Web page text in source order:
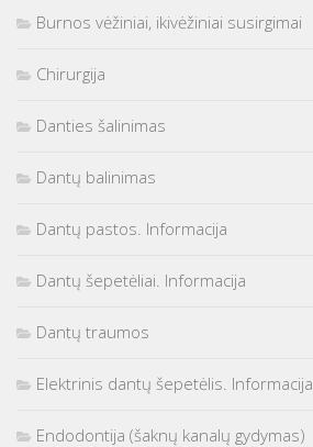
Burnos vėžiniai, ikivėžiniai susirgimai
Chirurgija
Danties šalinimas
Dantų balinimas
Dantų pastos. Informacija
Dantų šepetėliai. Informacija
Dantų traumos
Elektrinis dantų šepetėlis. Informacija
Endodontija (šaknų kanalų gydymas)